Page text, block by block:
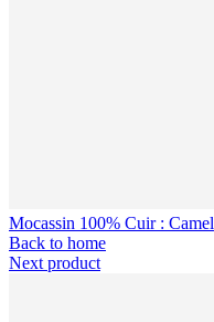
Mocassin 100% Cuir : Camel
Back to home
Next product